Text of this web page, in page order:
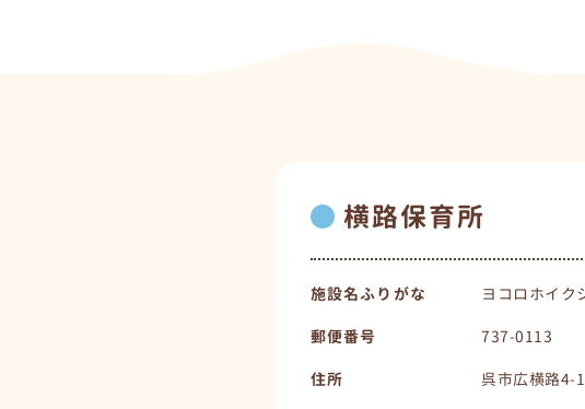
横路保育所
施設名ふりがな ヨコロホイク
郵便番号 737-0113
住所 呉市広横路4-